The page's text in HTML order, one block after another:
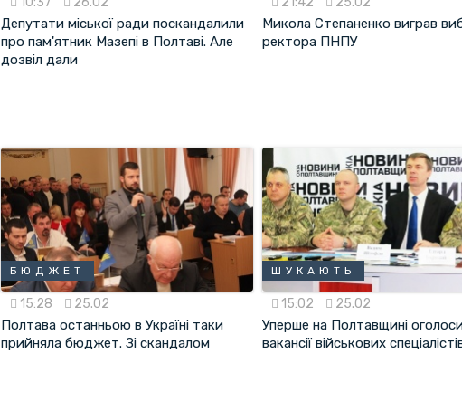
Депутати міської ради поскандалили
про пам'ятник Мазепі в Полтаві. Але
дозвіл дали
Микола Степаненко виграв
ректора ПНПУ
БЮДЖЕТ
15:28 25.02
Полтава останньою в Україні таки
прийняла бюджет. Зі скандалом
ШУКАЮТЬ
15:02 25.02
Уперше на Полтавщині
вакансії військових